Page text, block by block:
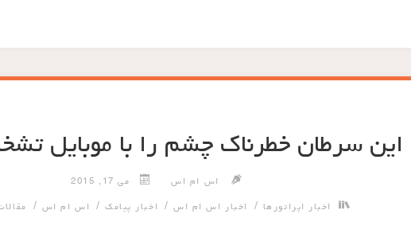
این سرطان خطرناک چشم را با موبایل
اس ام اس می 17, 2015
اخبار اپراتورها / اخبار اس ام اس/ اخبار پیامک/ اس ام اس /